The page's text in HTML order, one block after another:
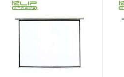
MANUAL PLEGABLE
305X222CM (150